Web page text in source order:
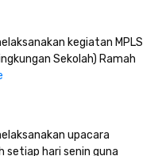
kegiatan MPLS
Sekolah) Ramah
upacara
setiap hari senin guna